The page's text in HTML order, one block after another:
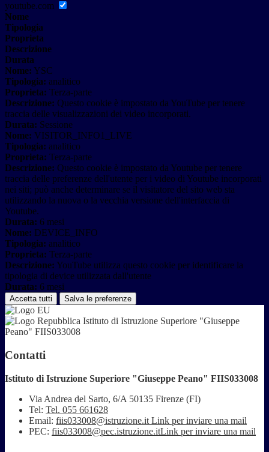
youtube.com
Nome
Tipologia
Proprieta
Descrizione
Durata
Nome: YSC
Tipologia: analitico
Proprieta: Terza-parte
Descrizione: Questo cookie è impostato da YouTube per tenere
traccia delle visualizzazioni dei video incorporati.
Durata: Sessione
Nome: VISITOR_INFO1_LIVE
Tipologia: analitico
Proprieta: Terza-parte
Descrizione: Questo cookie è impostato da Youtube per tenere
traccia delle preferenze dell'utente per i video di Youtube incorporati
nei siti; può anche determinare se il visitatore del sito web sta
utilizzando la nuova o la vecchia versione dell'interfaccia di
Youtube.
Durata: 6 mesi
Nome: DEVICE_INFO
Tipologia: analitico
Proprieta: Terza-parte
Descrizione: YouTube utilizza questo cookie per identificare la
tipologia di device utilizzata dall'utente
Durata: 6 mesi
Accetta tutti Salva le preferenze
Istituto di Istruzione Superiore "Giuseppe
Peano" FIIS033008
Contatti
Istituto di Istruzione Superiore "Giuseppe Peano" FIIS033008
Via Andrea del Sarto, 6/A 50135 Firenze (FI)
Tel: Tel. 055 661628
Email: fiis033008@istruzione.it Link per inviare una mail
PEC: fiis033008@pec.istruzione.itLink per inviare una mail